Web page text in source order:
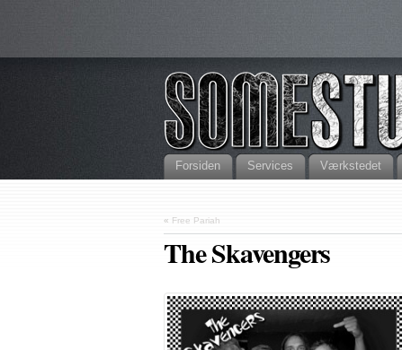
Forsiden Services Værkstedet
« Free Pariah
The Skavengers